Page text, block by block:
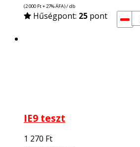
(2 000 Ft+ 27% ÁFA) / db
Hűségpont: 25 pont
IE9 teszt
1 270 Ft